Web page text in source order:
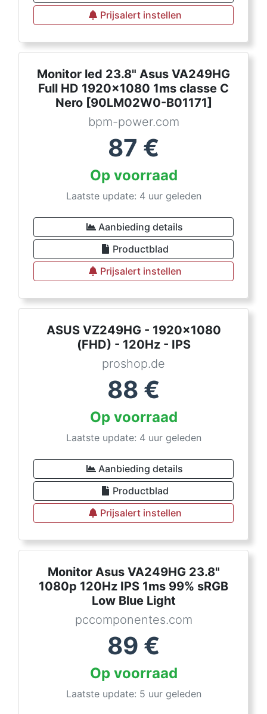
Prijsalert instellen
Monitor led 23.8" Asus VA249HG
Full HD 1920x1080 1ms classe C
Nero [90LM02W0-B01171]
bpm-power.com
87 €
Op voorraad
Laatste update: 4 uur geleden
Aanbieding details
Productblad
Prijsalert instellen
ASUS VZ249HG - 1920x1080
(FHD) - 120Hz - IPS
proshop.de
88 €
Op voorraad
Laatste update: 4 uur geleden
Aanbieding details
Productblad
Prijsalert instellen
Monitor Asus VA249HG 23.8"
1080p 120Hz IPS 1ms 99% sRGB
Low Blue Light
pccomponentes.com
89 €
Op voorraad
Laatste update: 5 uur geleden